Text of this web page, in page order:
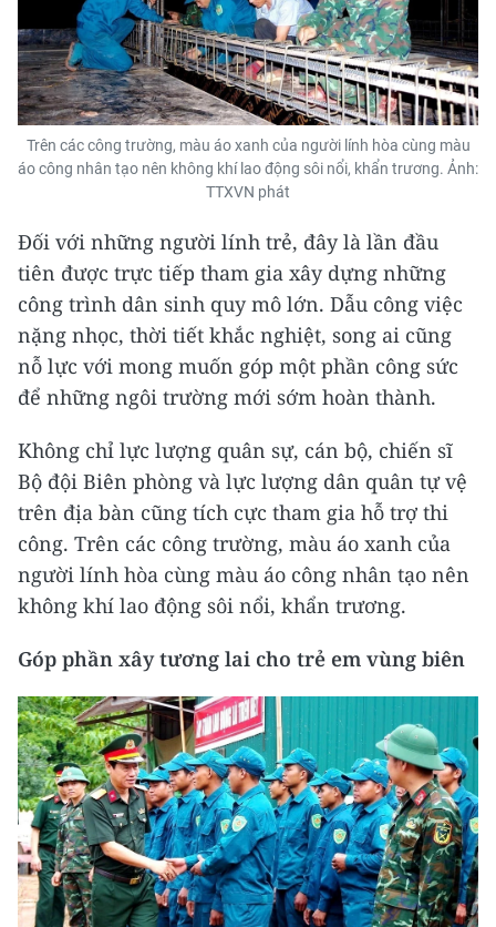
Trên các công trường, màu áo xanh của người lính hòa cùng màu
áo công nhân tạo nên không khí lao động sôi nổi, khẩn trương. Ảnh:
TTXVN phát
Đối với những người lính trẻ, đây là lần đầu
tiên được trực tiếp tham gia xây dựng những
công trình dân sinh quy mô lớn. Dẫu công việc
nặng nhọc, thời tiết khắc nghiệt, song ai cũng
nỗ lực với mong muốn góp một phần công sức
để những ngôi trường mới sớm hoàn thành.
Không chỉ lực lượng quân sự, cán bộ, chiến sĩ
Bộ đội Biên phòng và lực lượng dân quân tự vệ
trên địa bàn cũng tích cực tham gia hỗ trợ thi
công. Trên các công trường, màu áo xanh của
người lính hòa cùng màu áo công nhân tạo nên
không khí lao động sôi nổi, khẩn trương.
Góp phần xây tương lai cho trẻ em vùng biên